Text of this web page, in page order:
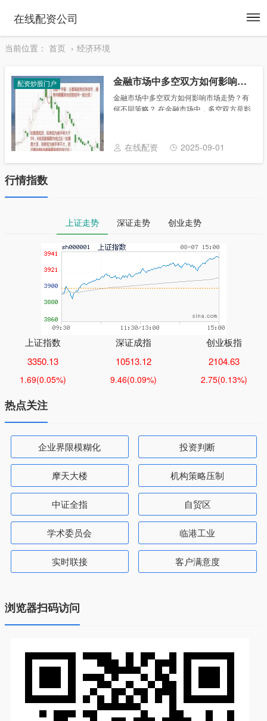
在线配资公司
当前位置： 首页 经济环境
配资炒股门户 金融市场中多空双方如何影响市场走势？有何不同策略？
金融市场中多空双方如何影响市场走势？有
何不同策略？ 在金融市场中，多空双方是影
的参与者。 多头，顾名思义，是指那些看好
市场未......
在线配资 2025-09-01
行情指数
上证走势 深证走势 创业走势
上证指数
3350.13
1.69(0.05%)
深证成指
10513.12
9.46(0.09%)
创业板指
2104.63
2.75(0.13%)
热点关注
企业界限模糊化 投资判断
摩天大楼 机构策略压制
中证全指 自贸区
学术委员会 临港工业
实时联接 客户满意度
浏览器扫码访问